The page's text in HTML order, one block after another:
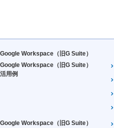
Google Workspace（旧G Suite）
Google Workspace（旧G Suite）
活用例
Google Workspace（旧G Suite）